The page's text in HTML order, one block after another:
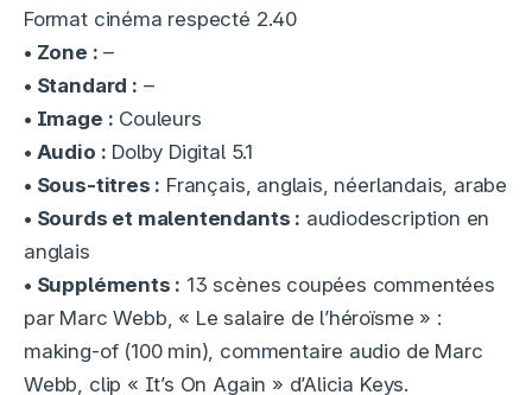
Format cinéma respecté 2.40
• Zone : –
• Standard : –
• Image : Couleurs
• Audio : Dolby Digital 5.1
• Sous-titres : Français, anglais, néerlandais, arabe
• Sourds et malentendants : audiodescription en
anglais
• Suppléments : 13 scènes coupées commentées
par Marc Webb, « Le salaire de l’héroïsme » :
making-of (100 min), commentaire audio de Marc
Webb, clip « It’s On Again » d’Alicia Keys.